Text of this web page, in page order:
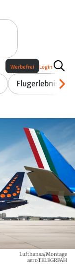
Flugerlebnis
Werbefrei Login
Lufthansa/Montage
aeroTELEGRPAH